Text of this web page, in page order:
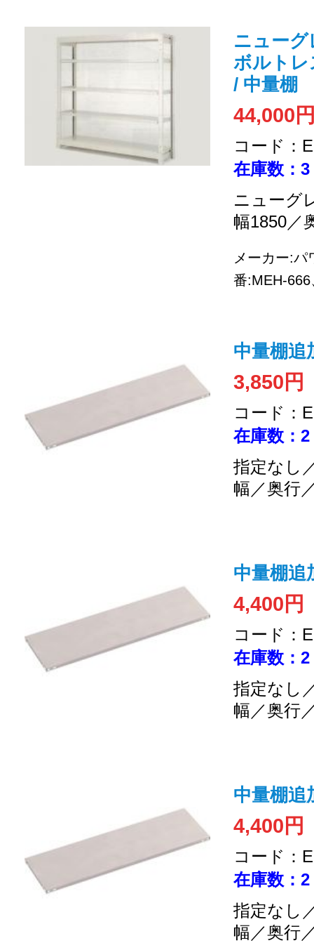
ニューグ
ボルトレ
/ 中量棚
44,000
コード：
在庫数：3
ニューグ
幅1850／
メーカー:パ
番:MEH-
中量棚追
3,850円
コード：
在庫数：2
指定なし
幅／奥行
中量棚追
4,400円
コード：
在庫数：2
指定なし
幅／奥行
中量棚追
4,400円
コード：
在庫数：2
指定なし
幅／奥行